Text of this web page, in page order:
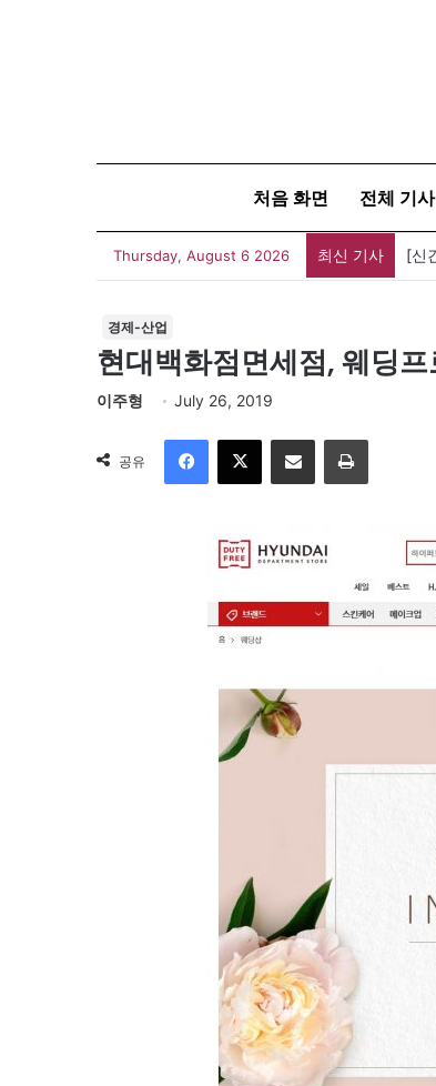
처음 화면 전체 기사
Thursday, August 6 2026 최신 기사 [신
경제-산업
현대백화점면세점, 웨딩
이주형 July 26, 2019
공유
이메일